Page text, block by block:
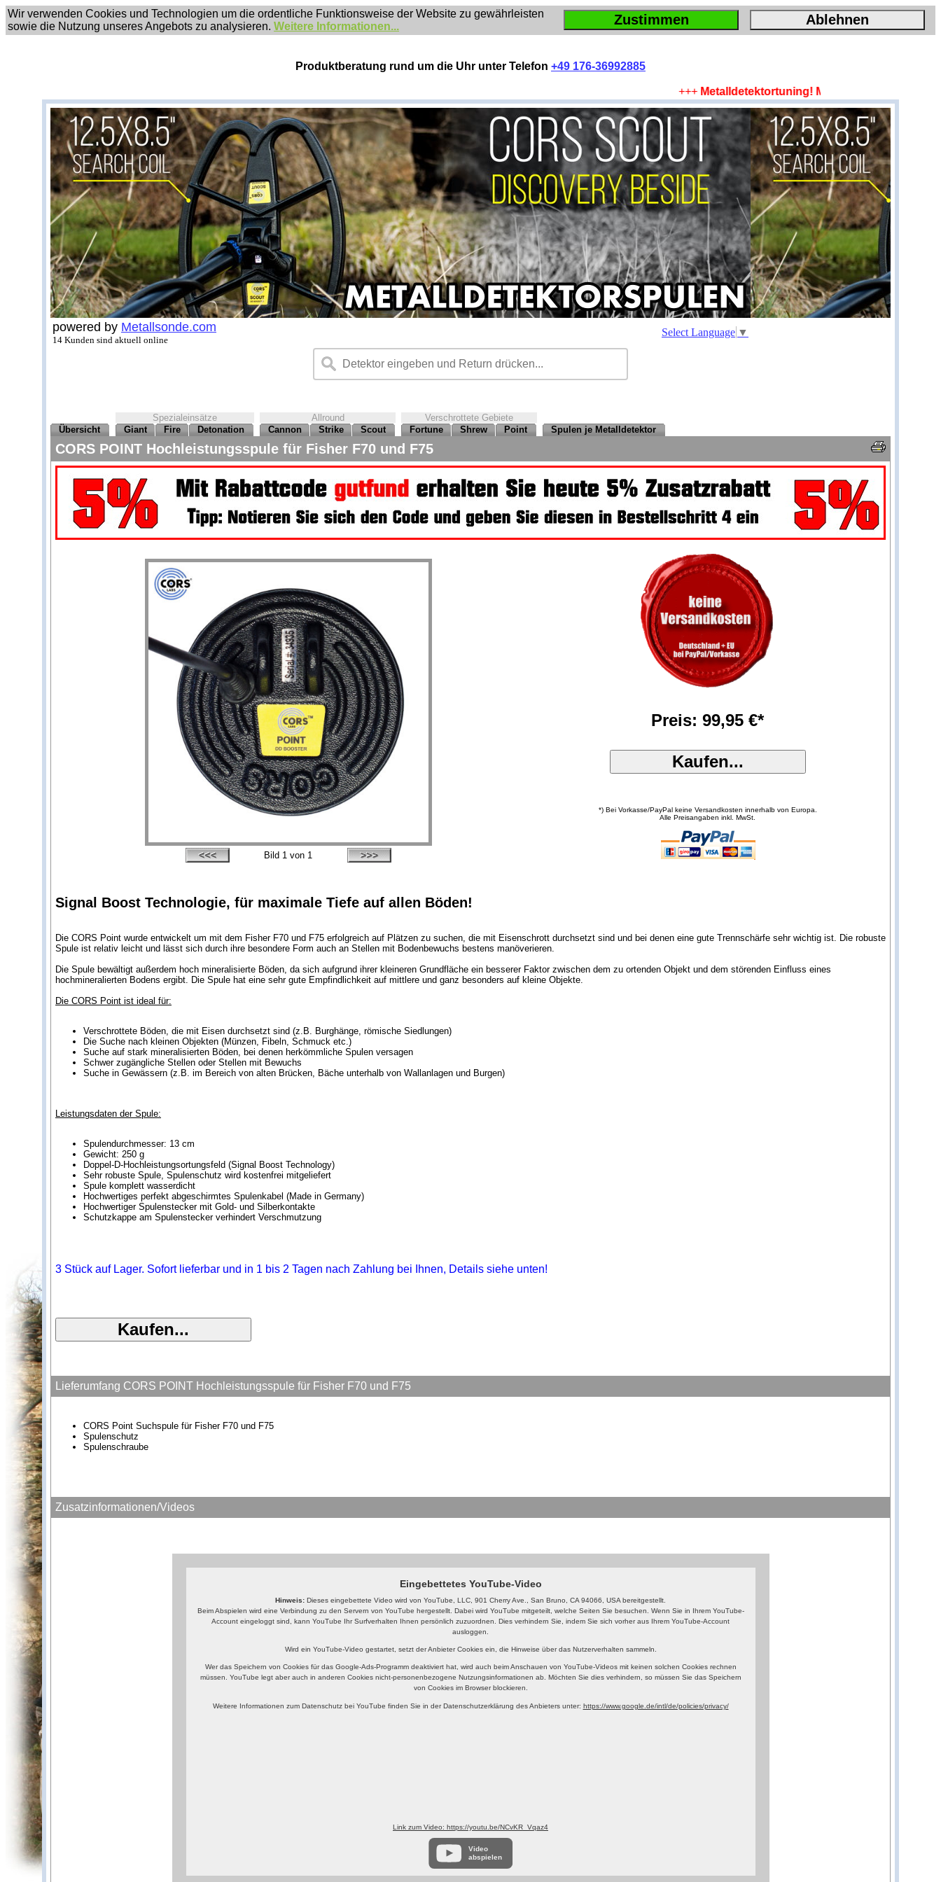
Wir verwenden Cookies und Technologien um die ordentliche Funktionsweise der Website zu gewährleisten
sowie die Nutzung unseres Angebots zu analysieren. Weitere Informationen... Zustimmen Ablehnen
Produktberatung rund um die Uhr unter Telefon +49 176-36992885
Metalldetektortuning! Mehr Tiefe, mehr Fläche,
powered by Metallsonde.com
14 Kunden sind aktuell online
Select Language ▼
Spezialeinsätze Allround
Verschrottete Gebiete
Übersicht
Giant Fire Detonation Cannon Strike Scout Fortune Shrew Point Spulen je Metalldetektor
CORS POINT Hochleistungsspule für Fisher F70 und F75
Bild 1 von 1
Preis: 99,95 €*
*) Bei Vorkasse/PayPal keine Versandkosten innerhalb von Europa.
Alle Preisangaben inkl. MwSt.
Signal Boost Technologie, für maximale Tiefe auf allen Böden!
Die CORS Point wurde entwickelt um mit dem Fisher F70 und F75 erfolgreich auf Plätzen zu suchen, die mit Eisenschrott durchsetzt sind und bei denen eine gute Trennschärfe sehr wichtig ist. Die robuste
Spule ist relativ leicht und lässt sich durch ihre besondere Form auch an Stellen mit Bodenbewuchs bestens manöverieren.
Die Spule bewältigt außerdem hoch mineralisierte Böden, da sich aufgrund ihrer kleineren Grundfläche ein besserer Faktor zwischen dem zu ortenden Objekt und dem störenden Einfluss eines
hochmineralierten Bodens ergibt. Die Spule hat eine sehr gute Empfindlichkeit auf mittlere und ganz besonders auf kleine Objekte.
Die CORS Point ist ideal für:
Verschrottete Böden, die mit Eisen durchsetzt sind (z.B. Burghänge, römische Siedlungen)
Die Suche nach kleinen Objekten (Münzen, Fibeln, Schmuck etc.)
Suche auf stark mineralisierten Böden, bei denen herkömmliche Spulen versagen
Schwer zugängliche Stellen oder Stellen mit Bewuchs
Suche in Gewässern (z.B. im Bereich von alten Brücken, Bäche unterhalb von Wallanlagen und Burgen)
Leistungsdaten der Spule:
Spulendurchmesser: 13 cm
Gewicht: 250 g
Doppel-D-Hochleistungsortungsfeld (Signal Boost Technology)
Sehr robuste Spule, Spulenschutz wird kostenfrei mitgeliefert
Spule komplett wasserdicht
Hochwertiges perfekt abgeschirmtes Spulenkabel (Made in Germany)
Hochwertiger Spulenstecker mit Gold- und Silberkontakte
Schutzkappe am Spulenstecker verhindert Verschmutzung
3 Stück auf Lager. Sofort lieferbar und in 1 bis 2 Tagen nach Zahlung bei Ihnen, Details siehe unten!
Lieferumfang CORS POINT Hochleistungsspule für Fisher F70 und F75
CORS Point Suchspule für Fisher F70 und F75
Spulenschutz
Spulenschraube
Zusatzinformationen/Videos
Eingebettetes YouTube-Video
Hinweis: Dieses eingebettete Video wird von YouTube, LLC, 901 Cherry Ave., San Bruno, CA 94066, USA bereitgestellt.
Beim Abspielen wird eine Verbindung zu den Servern von YouTube hergestellt. Dabei wird YouTube mitgeteilt, welche Seiten Sie besuchen. Wenn Sie in Ihrem YouTube-
Account eingeloggt sind, kann YouTube Ihr Surfverhalten Ihnen persönlich zuzuordnen. Dies verhindern Sie, indem Sie sich vorher aus Ihrem YouTube-Account
ausloggen.
Wird ein YouTube-Video gestartet, setzt der Anbieter Cookies ein, die Hinweise über das Nutzerverhalten sammeln.
Wer das Speichern von Cookies für das Google-Ads-Programm deaktiviert hat, wird auch beim Anschauen von YouTube-Videos mit keinen solchen Cookies rechnen
müssen. YouTube legt aber auch in anderen Cookies nicht-personenbezogene Nutzungsinformationen ab. Möchten Sie dies verhindern, so müssen Sie das Speichern
von Cookies im Browser blockieren.
Weitere Informationen zum Datenschutz bei YouTube finden Sie in der Datenschutzerklärung des Anbieters unter: https://www.google.de/intl/de/policies/privacy/
Link zum Video: https://youtu.be/NCvKR_Vqaz4
Video
abspielen